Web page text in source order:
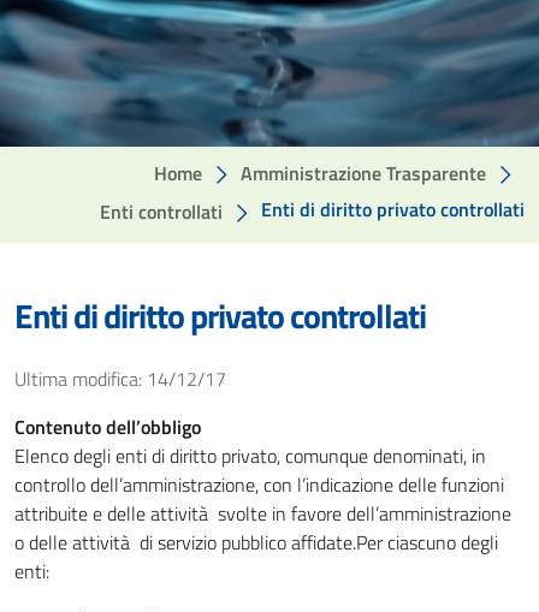
Home
Amministrazione Trasparente
Enti controllati
Enti di diritto privato controllati
Enti di diritto privato controllati
Ultima modifica: 14/12/17
Contenuto dell’obbligo
Elenco degli enti di diritto privato, comunque denominati, in
controllo dell’amministrazione, con l’indicazione delle funzioni
attribuite e delle attività svolte in favore dell’amministrazione
o delle attività di servizio pubblico affidate.Per ciascuno degli
enti: